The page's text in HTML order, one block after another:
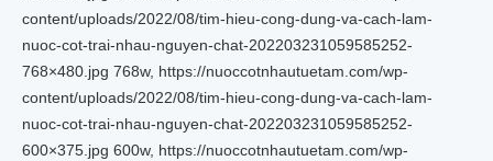
content/uploads/2022/08/tim-hieu-cong-dung-va-cach-lam-
nuoc-cot-trai-nhau-nguyen-chat-202203231059585252-
768×480.jpg 768w, https://nuoccotnhautuetam.com/wp-
content/uploads/2022/08/tim-hieu-cong-dung-va-cach-lam-
nuoc-cot-trai-nhau-nguyen-chat-202203231059585252-
600×375.jpg 600w, https://nuoccotnhautuetam.com/wp-